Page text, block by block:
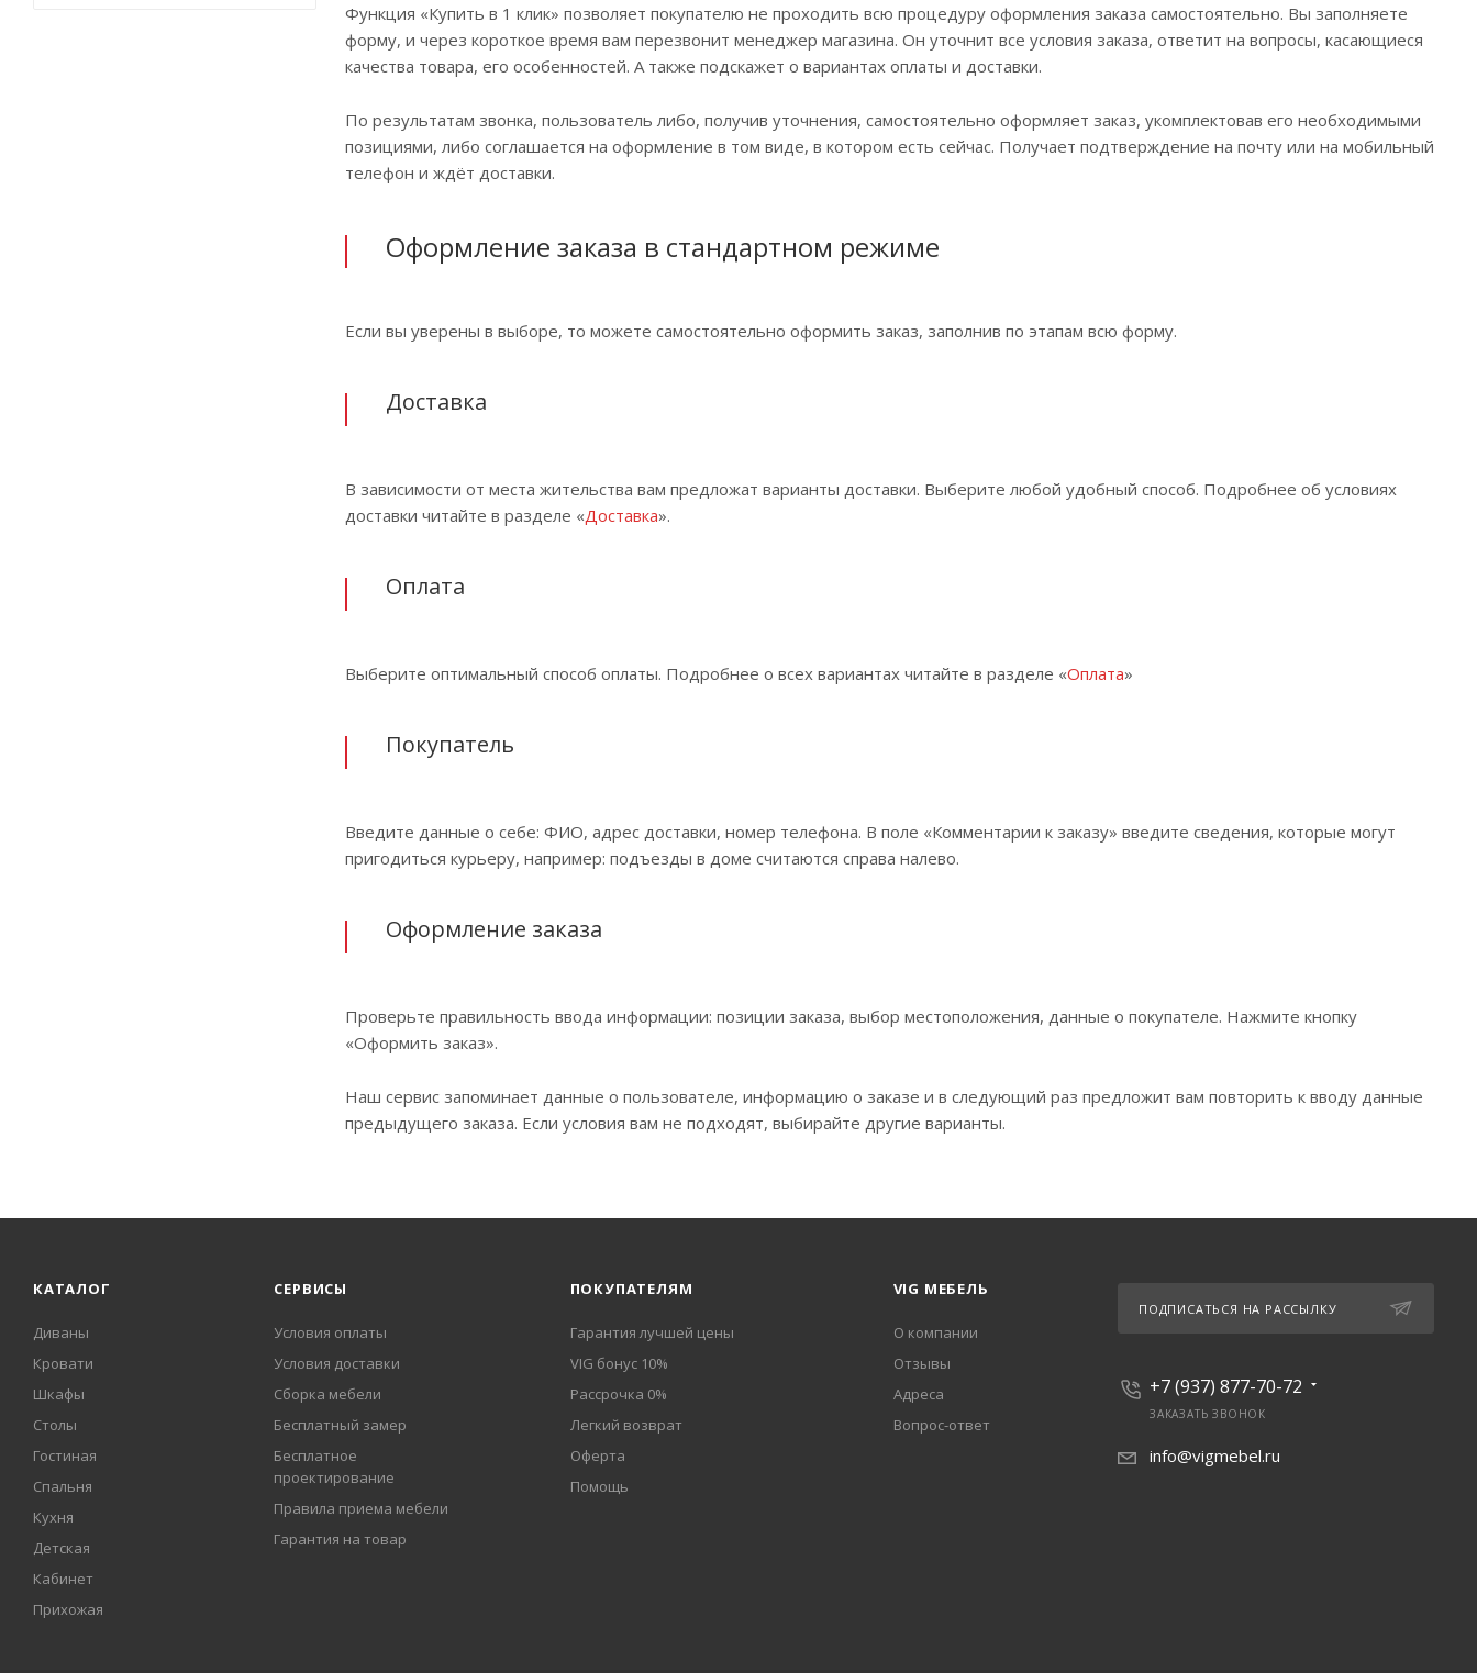
Функция «Купить в 1 клик» позволяет покупателю не проходить всю процедуру оформления заказа самостоятельно. Вы заполняете
форму, и через короткое время вам перезвонит менеджер магазина. Он уточнит все условия заказа, ответит на вопросы, касающиеся
качества товара, его особенностей. А также подскажет о вариантах оплаты и доставки.
По результатам звонка, пользователь либо, получив уточнения, самостоятельно оформляет заказ, укомплектовав его необходимыми
позициями, либо соглашается на оформление в том виде, в котором есть сейчас. Получает подтверждение на почту или на мобильный
телефон и ждёт доставки.
Оформление заказа в стандартном режиме
Если вы уверены в выборе, то можете самостоятельно оформить заказ, заполнив по этапам всю форму.
Доставка
В зависимости от места жительства вам предложат варианты доставки. Выберите любой удобный способ. Подробнее об условиях
доставки читайте в разделе «Доставка».
Оплата
Выберите оптимальный способ оплаты. Подробнее о всех вариантах читайте в разделе «Оплата»
Покупатель
Введите данные о себе: ФИО, адрес доставки, номер телефона. В поле «Комментарии к заказу» введите сведения, которые могут
пригодиться курьеру, например: подъезды в доме считаются справа налево.
Оформление заказа
Проверьте правильность ввода информации: позиции заказа, выбор местоположения, данные о покупателе. Нажмите кнопку
«Оформить заказ».
Наш сервис запоминает данные о пользователе, информацию о заказе и в следующий раз предложит вам повторить к вводу данные
предыдущего заказа. Если условия вам не подходят, выбирайте другие варианты.
КАТАЛОГ
Диваны
Кровати
Шкафы
Столы
Гостиная
Спальня
Кухня
Детская
Кабинет
Прихожая
СЕРВИСЫ
Условия оплаты
Условия доставки
Сборка мебели
Бесплатный замер
Бесплатное
проектирование
Правила приема мебели
Гарантия на товар
ПОКУПАТЕЛЯМ
Гарантия лучшей цены
VIG бонус 10%
Рассрочка 0%
Легкий возврат
Оферта
Помощь
VIG МЕБЕЛЬ
О компании
Отзывы
Адреса
Вопрос-ответ
ПОДПИСАТЬСЯ НА РАССЫЛКУ
+7 (937) 877-70-72
ЗАКАЗАТЬ ЗВОНОК
info@vigmebel.ru